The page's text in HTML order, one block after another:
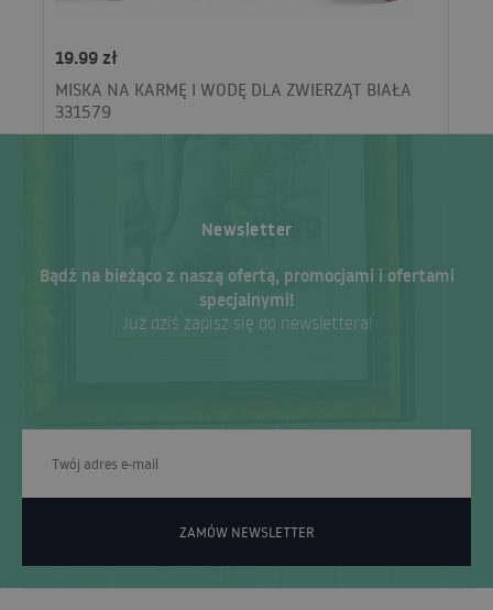
19.99 zł
MISKA NA KARMĘ I WODĘ DLA ZWIERZĄT BIAŁA
331579
Newsletter
Bądź na bieżąco z naszą ofertą, promocjami i ofertami
specjalnymi!
Już dziś zapisz się do newslettera!
ZAMÓW NEWSLETTER